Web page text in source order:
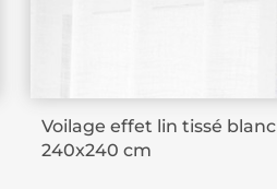
Voilage effet lin tissé blanc
240x240 cm